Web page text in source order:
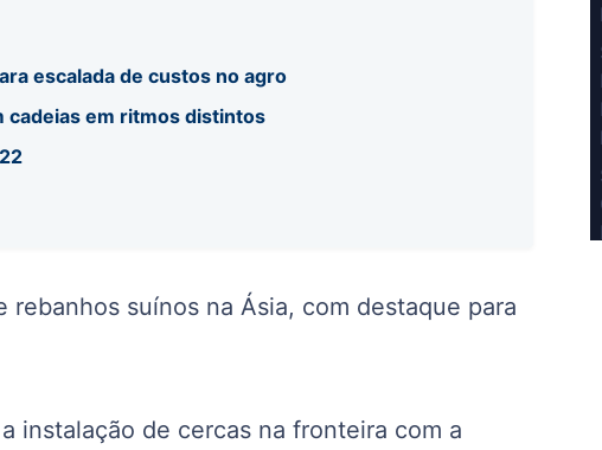
escalada de custos no agro
em ritmos distintos
suínos na Ásia, com destaque para
instalação de cercas na fronteira com a